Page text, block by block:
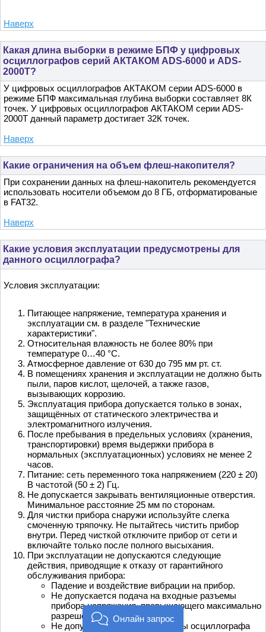
Наверх
Какая длина выборки в режиме БПФ у цифровых
осциллографов серий АКТАКОМ ADS-6000 и ADS-
2000T?
У цифровых осциллографов АКТАКОМ серии ADS-6000 в
режиме БПФ максимальная глубина выборки составляет 8К
точек. У цифровых осциллографов АКТАКОМ серии ADS-
2000T данный параметр достигает 32К точек.
Наверх
Какие ограничения на объем флеш-накопителя?
При сохранении данных на флеш-накопитель рекомендуется
использовать носители объемом до 8 ГБ, отформатированые
в FAT32.
Наверх
Какие условия эксплуатации предусмотрены для
данного осциллографа?
Условия эксплуатации:
Питающее напряжение, температура хранения и
эксплуатации см. в разделе "Технические
характеристики".
Относительная влажность не более 80% при
температуре 0…40 °С.
Атмосферное давление от 630 до 795 мм рт. ст.
В помещениях хранения и эксплуатации не должно быть
пыли, паров кислот, щелочей, а также газов,
вызывающих коррозию.
Эксплуатация прибора допускается только в зонах,
защищённых от статического электричества и
электромагнитного излучения.
После пребывания в предельных условиях (хранения,
транспортировки) время выдержки прибора в
нормальных (эксплуатационных) условиях не менее 2
часов.
Питание: сеть переменного тока напряжением (220 ± 20)
В частотой (50 ± 2) Гц.
Не допускается закрывать вентиляционные отверстия.
Минимальное расстояние 25 мм по сторонам.
Для чистки прибора снаружи используйте слегка
смоченную тряпочку. Не пытайтесь чистить прибор
внутри. Перед чисткой отключите прибор от сети и
включайте только после полного высыхания.
При эксплуатации не допускаются следующие
действия, приводящие к отказу от гарантийного
обслуживания прибора:
Падение и воздействие вибрации на прибор.
Не допускается подача на входные разъемы
прибора напряжения, превышающего максимально
разрешенное значение.
Не допускается подача на входы осциллографа
Онлайн запрос